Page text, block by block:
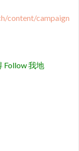
content/campaign
Follow 我地